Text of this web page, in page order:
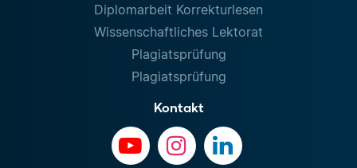
Diplomarbeit Korrekturlesen
Wissenschaftliches Lektorat
Plagiatsprüfung
Plagiatsprüfung
Kontakt